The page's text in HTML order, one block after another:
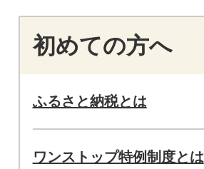
初めての方へ
ふるさと納税とは
ワンストップ特例制度とは